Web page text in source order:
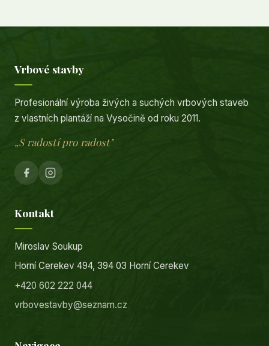
Vrbové stavby
Profesionální výroba živých a suchých vrbových staveb
z vlastních plantáží na Vysočině od roku 2011.
„S radostí pro radost"
Kontakt
Miroslav Soukup
Horní Cerekev 494, 394 03 Horní Cerekev
+420 602 222 044
vrbovestavby@seznam.cz